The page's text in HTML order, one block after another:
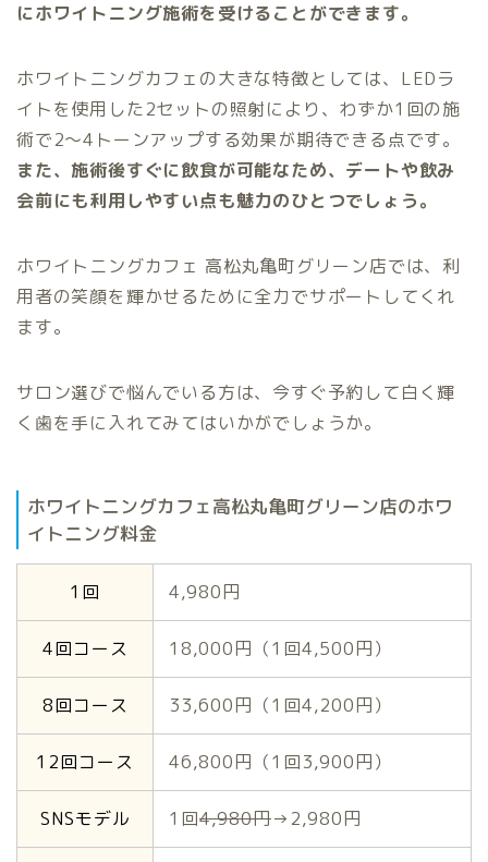
にホワイトニング施術を受けることができます。
ホワイトニングカフェの大きな特徴としては、LEDラ
イトを使用した2セットの照射により、わずか1回の施
術で2〜4トーンアップする効果が期待できる点です。
また、施術後すぐに飲食が可能なため、デートや飲み
会前にも利用しやすい点も魅力のひとつでしょう。
ホワイトニングカフェ 高松丸亀町グリーン店では、利
用者の笑顔を輝かせるために全力でサポートしてくれ
ます。
サロン選びで悩んでいる方は、今すぐ予約して白く輝
く歯を手に入れてみてはいかがでしょうか。
ホワイトニングカフェ高松丸亀町グリーン店のホワ
イトニング料金
1回 4,980円
4回コース 18,000円（1回4,500円）
8回コース 33,600円（1回4,200円）
12回コース 46,800円（1回3,900円）
SNSモデル 1回4,980円→2,980円